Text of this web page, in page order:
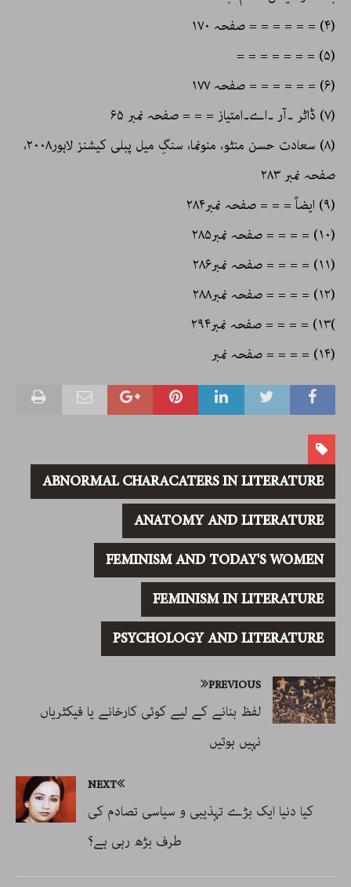
(۴) = = = = = = صفحہ ۱۷۰
(۵) = = = = = = =
(۶) = = = = = = صفحہ ۱۷۷
(۷) ڈاٹر ۔آر ۔اے۔امتیاز = = = صفحہ نمبر ۶۵
(۸) سعادت حسن منٹو، منونما، سنگِ میل پبلی کیشنز لاہور۲۰۰۸،
صفحہ نمبر ۲۸۳
(۹) ایضاً = = = صفحہ نمبر۲۸۴
(۱۰) = = = = صفحہ نمبر۲۸۵
(۱۱) = = = = صفحہ نمبر۲۸۶
(۱۲) = = = = صفحہ نمبر۲۸۸
)۱۳) = = = = صفحہ نمبر۲۹۴
(۱۴) = = = = صفحہ نمبر
ABNORMAL CHARACATERS IN LITERATURE
ANATOMY AND LITERATURE
FEMINISM AND TODAY'S WOMEN
FEMINISM IN LITERATURE
PSYCHOLOGY AND LITERATURE
PREVIOUS
لفظ بنانے کے لیے کوئی کارخانے یا فیکٹریاں
نہیں ہوتیں
NEXT
کیا دنیا ایک بڑے تہذیبی و سیاسی تصادم کی
طرف بڑھ رہی ہے؟